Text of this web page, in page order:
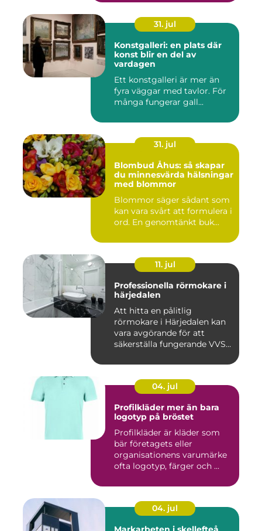
31. jul
Konstgalleri: en plats där
konst blir en del av
vardagen
Ett konstgalleri är mer än
fyra väggar med tavlor. För
många fungerar gall...
31. jul
Blombud Åhus: så skapar
du minnesvärda hälsningar
med blommor
Blommor säger sådant som
kan vara svårt att formulera i
ord. En genomtänkt buk...
11. jul
Professionella rörmokare i
härjedalen
Att hitta en pålitlig
rörmokare i Härjedalen kan
vara avgörande för att
säkerställa fungerande VVS-
04. jul
Profilkläder mer än bara
logotyp på bröstet
Profilkläder är kläder som
bär företagets eller
organisationens varumärke
ofta logotyp, färger och ...
04. jul